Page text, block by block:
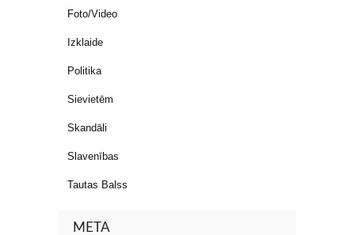
Foto/Video
Izklaide
Politika
Sievietēm
Skandāli
Slavenības
Tautas Balss
META